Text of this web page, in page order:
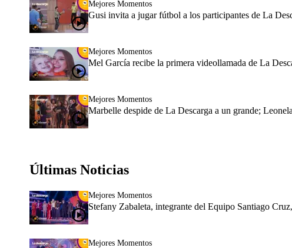
Mejores Momentos
Gusi invita a jugar fútbol a los participantes de La
Mejores Momentos
Mel García recibe la primera videollamada de La
Mejores Momentos
Marbelle despide de La Descarga a un grande;
Últimas Noticias
Mejores Momentos
Stefany Zabaleta, integrante del Equipo Santiago
Mejores Momentos